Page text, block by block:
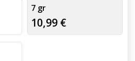
7 gr
10,99 €